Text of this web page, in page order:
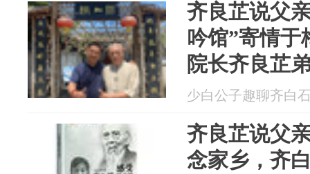
齐良芷说父
吟馆”寄情于
院长齐良芷
少白公子趣聊齐白
齐良芷说父
念家乡，齐